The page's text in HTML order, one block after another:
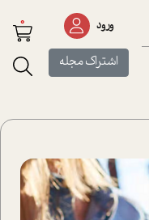
ورود
اشتراک مجله
0